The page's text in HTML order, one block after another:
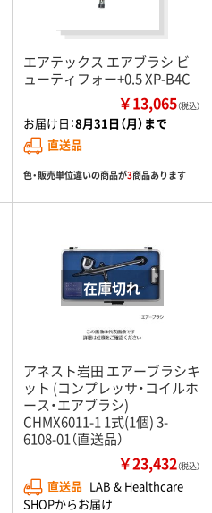
エアテックス エアブラシ ビ
ューティフォー+0.5 XP-B4C
￥13,065（税込）
お届け日：8月31日（月）まで
直送品
色・販売単位違いの商品が3商品あります
アネスト岩田 エアーブラシキ
ット (コンプレッサ・コイルホ
ース・エアブラシ)
CHMX6011-1 1式(1個) 3-
6108-01（直送品）
￥23,432（税込）
直送品 LAB & Healthcare
SHOPからお届け